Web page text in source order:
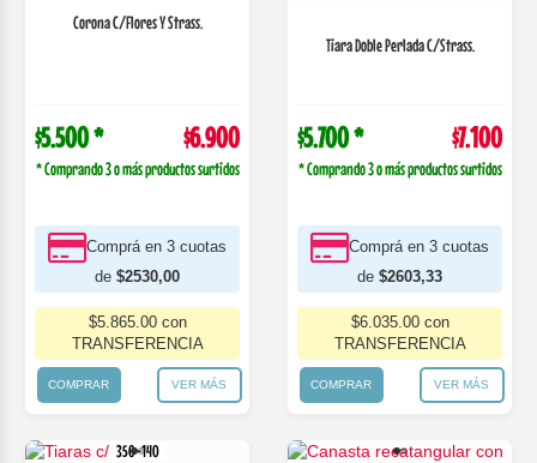
Corona C/Flores Y Strass.
$5.500 * $6.900
* Comprando 3 o más productos surtidos
Comprá en 3 cuotas
de $2530,00
$5.865.00 con
TRANSFERENCIA
COMPRAR VER MÁS
Tiara Doble Perlada C/Strass.
$5.700 * $7.100
* Comprando 3 o más productos surtidos
Comprá en 3 cuotas
de $2603,33
$6.035.00 con
TRANSFERENCIA
COMPRAR VER MÁS
350-140